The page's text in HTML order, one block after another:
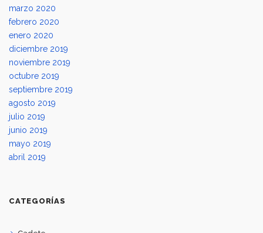
marzo 2020
febrero 2020
enero 2020
diciembre 2019
noviembre 2019
octubre 2019
septiembre 2019
agosto 2019
julio 2019
junio 2019
mayo 2019
abril 2019
CATEGORÍAS